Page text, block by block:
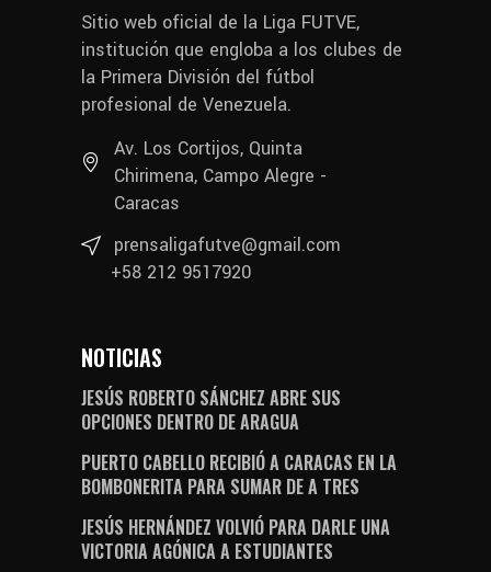
Sitio web oficial de la Liga FUTVE,
institución que engloba a los clubes de
la Primera División del fútbol
profesional de Venezuela.
Av. Los Cortijos, Quinta
Chirimena, Campo Alegre -
Caracas
prensaligafutve@gmail.com
+58 212 9517920
NOTICIAS
JESÚS ROBERTO SÁNCHEZ ABRE SUS
OPCIONES DENTRO DE ARAGUA
PUERTO CABELLO RECIBIÓ A CARACAS EN LA
BOMBONERITA PARA SUMAR DE A TRES
JESÚS HERNÁNDEZ VOLVIÓ PARA DARLE UNA
VICTORIA AGÓNICA A ESTUDIANTES